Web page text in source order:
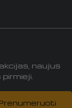
naujus